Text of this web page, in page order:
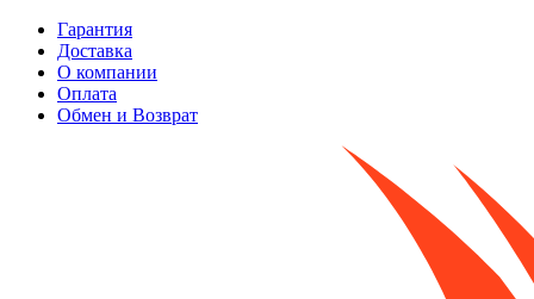
Гарантия
Доставка
О компании
Оплата
Обмен и Возврат